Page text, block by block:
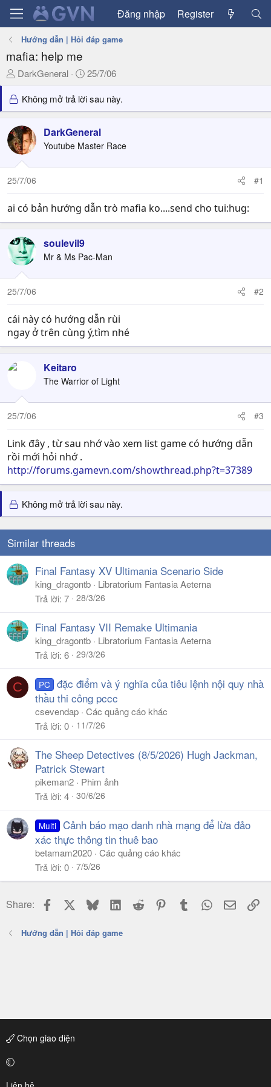
Đăng nhập Register
Hướng dẫn | Hỏi đáp game
mafia: help me
T
r
e
a
d
s
t
a
r
e
r
DarkGeneral
N
à
y
ử
i
25/7/06
Không mở trả lời sau này.
DarkGeneral
Youtube Master Race
25/7/06 #1
ai có bản hướng dẫn trò mafia ko....send cho tui:hug:
soulevil9
Mr & Ms Pac-Man
25/7/06 #2
cái này có hướng dẫn rùi
ngay ở trên cùng ý,tìm nhé
Keitaro
The Warrior of Light
25/7/06 #3
Link đây , từ sau nhớ vào xem list game có hướng dẫn
rồi mới hỏi nhớ .
http://forums.gamevn.com/showthread.php?t=37389
Không mở trả lời sau này.
Similar threads
Final Fantasy XV Ultimania Scenario Side
king_dragontb
Libratorium Fantasia Aeterna
Trả lời 7 28/3/26
Final Fantasy VII Remake Ultimania
king_dragontb
Libratorium Fantasia Aeterna
Trả lời 6 29/3/26
C PC đặc điểm và ý nghĩa của tiêu lệnh nội quy nhà
thầu thi công pccc
csevendap Các quảng cáo khác
Trả lời 0 11/7/26
The Sheep Detectives (8/5/2026) Hugh Jackman,
Patrick Stewart
pikeman2
Phim ảnh
Trả lời 4 30/6/26
Multi Cảnh báo mạo danh nhà mạng để lừa đảo
xác thực thông tin thuê bao
betamam2020 Các quảng cáo khác
Trả lời 0 7/5/26
Share: Facebook BlueskyLinkedIn
Reddit PinterestTumblr WhatsApp
Email
Hướng dẫn | Hỏi đáp game
Chọn giao diện